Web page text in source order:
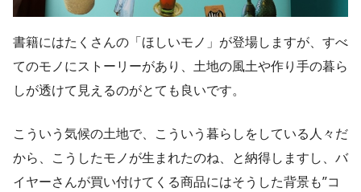
書籍にはたくさんの「ほしいモノ」が登場しますが、すべ
てのモノにストーリーがあり、土地の風土や作り手の暮ら
しが透けて見えるのがとても良いです。
こういう気候の土地で、こういう暮らしをしている人々だ
から、こうしたモノが生まれたのね、と納得しますし、バ
イヤーさんが買い付けてくる商品にはそうした背景も”コ